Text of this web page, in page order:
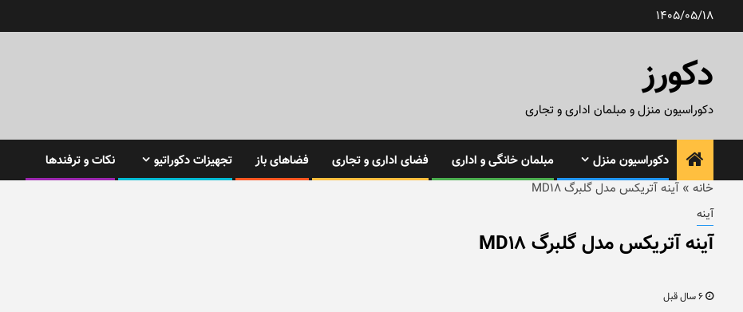
1405/05/18
دکورز
دکوراسیون منزل و مبلمان اداری و تجاری
دکوراسیون منزل مبلمان خانگی و اداری فضای اداری و تجاری فضاهای باز تجهیزات دکوراتیو
نکات و ترفندها
خانه » آینه آتریکس مدل گلبرگ MD18
آینه
آینه آتریکس مدل گلبرگ MD18